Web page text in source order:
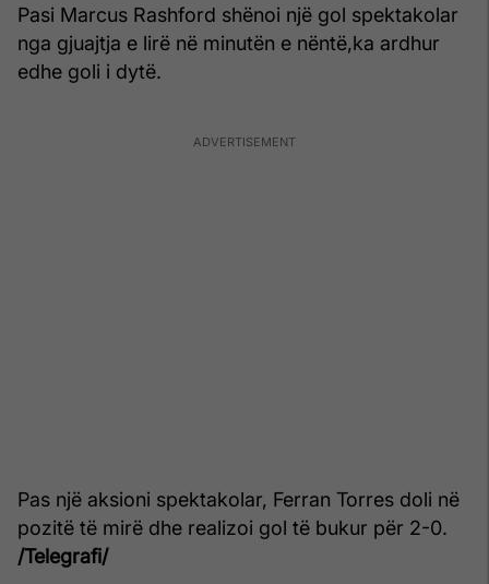
Pasi Marcus Rashford shënoi një gol spektakolar
nga gjuajtja e lirë në minutën e nëntë,ka ardhur
edhe goli i dytë.
Pas një aksioni spektakolar, Ferran Torres doli në
pozitë të mirë dhe realizoi gol të bukur për 2-0.
/Telegrafi/